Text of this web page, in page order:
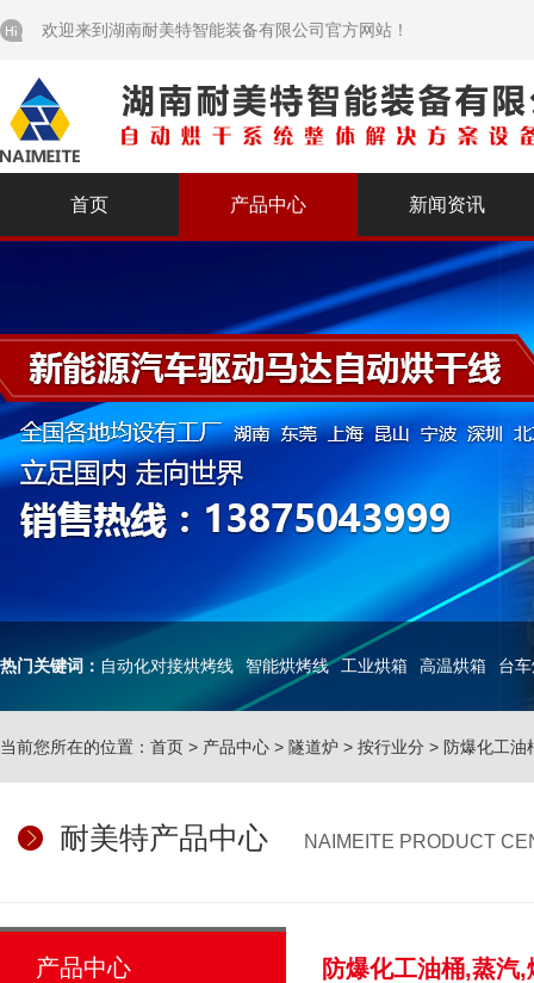
欢迎来到湖南耐美特智能装备有限公司官方网站！
首页 产品中心 新闻资讯
热门关键词： 自动化对接烘烤线 智能烘烤线 工业烘箱 高温烘箱 台
当前您所在的位置： 首页 > 产品中心 > 隧道炉 > 按行业分 > 防爆化工油
耐美特产品中心 NAIMEITE PRODUCT
产品中心 防爆化工油桶,蒸汽